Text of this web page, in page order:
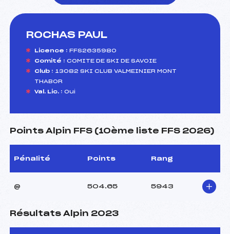
ROCHAS PAUL
Licence : FFS2635980
Comité : COMITE DE SKI DE SAVOIE
Club : 13082 SKI CLUB VALMEINIER MONT
THABOR
Val. Lic. : Oui
Points Alpin FFS (10ème liste FFS 2026)
Pénalité Points Rang
@ 504.65 5943
Résultats Alpin 2023